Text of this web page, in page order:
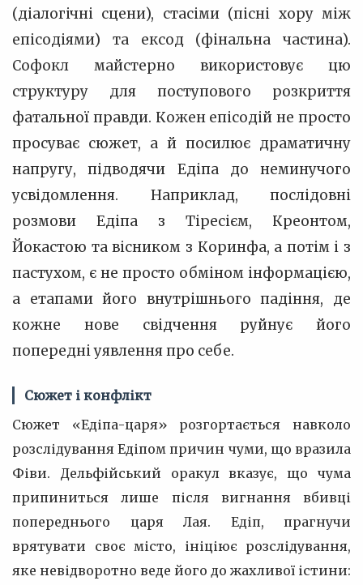
(діалогічні сцени), стасіми (пісні хору між
епісодіями) та ексод (фінальна частина).
Софокл майстерно використовує цю
структуру для поступового розкриття
фатальної правди. Кожен епісодій не просто
просуває сюжет, а й посилює драматичну
напругу, підводячи Едіпа до неминучого
усвідомлення. Наприклад, послідовні
розмови Едіпа з Тіресієм, Креонтом,
Йокастою та вісником з Коринфа, а потім і з
пастухом, є не просто обміном інформацією,
а етапами його внутрішнього падіння, де
кожне нове свідчення руйнує його
попередні уявлення про себе.
Сюжет і конфлікт
Сюжет «Едіпа-царя» розгортається навколо
розслідування Едіпом причин чуми, що вразила
Фіви. Дельфійський оракул вказує, що чума
припиниться лише після вигнання вбивці
попереднього царя Лая. Едіп, прагнучи
врятувати своє місто, ініціює розслідування,
яке невідворотно веде його до жахливої істини: